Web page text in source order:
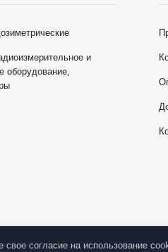
и
оборудование,
Сравнение
согласие на использование